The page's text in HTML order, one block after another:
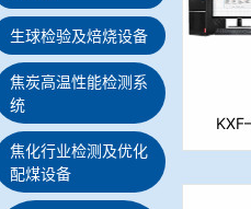
生球检验及焙烧设备
焦炭高温性能检测系
统
焦化行业检测及优化
配煤设备